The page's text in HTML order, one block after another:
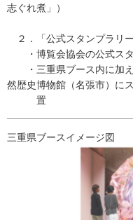
志ぐれ煮」）
２．「公式スタンプラリ
・博覧会協会の公式スタ
・三重県ブース内に加え
然歴史博物館（名張市）に
置
三重県ブースイメージ図